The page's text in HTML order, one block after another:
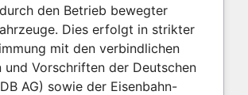
den Betrieb bewegter
Dies erfolgt in strikter
mit den verbindlichen
und Vorschriften der Deutschen
AG) sowie der Eisenbahn-